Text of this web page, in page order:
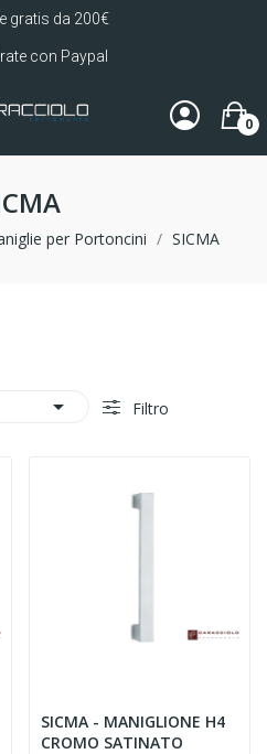
gratis da 200€
con Paypal
0
per Portoncini SICMA
 Filtro
SICMA - MANIGLIONE H4
CROMO SATINATO